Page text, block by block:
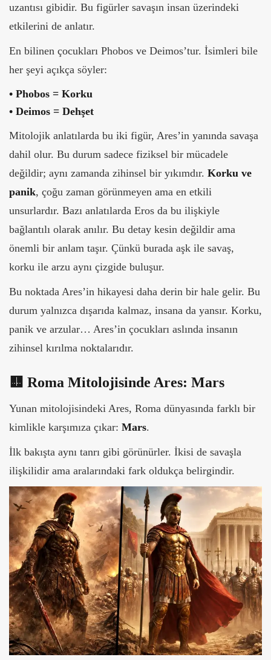
uzantısı gibidir. Bu figürler savaşın insan üzerindeki
etkilerini de anlatır.
En bilinen çocukları Phobos ve Deimos’tur. İsimleri bile
her şeyi açıkça söyler:
• Phobos = Korku
• Deimos = Dehşet
Mitolojik anlatılarda bu iki figür, Ares’in yanında savaşa
dahil olur. Bu durum sadece fiziksel bir mücadele
değildir; aynı zamanda zihinsel bir yıkımdır. Korku ve
panik, çoğu zaman görünmeyen ama en etkili
unsurlardır. Bazı anlatılarda Eros da bu ilişkiyle
bağlantılı olarak anılır. Bu detay kesin değildir ama
önemli bir anlam taşır. Çünkü burada aşk ile savaş,
korku ile arzu aynı çizgide buluşur.
Bu noktada Ares’in hikayesi daha derin bir hale gelir. Bu
durum yalnızca dışarıda kalmaz, insana da yansır. Korku,
panik ve arzular… Ares’in çocukları aslında insanın
zihinsel kırılma noktalarıdır.
🟨 Roma Mitolojisinde Ares: Mars
Yunan mitolojisindeki Ares, Roma dünyasında farklı bir
kimlikle karşımıza çıkar: Mars.
İlk bakışta aynı tanrı gibi görünürler. İkisi de savaşla
ilişkilidir ama aralarındaki fark oldukça belirgindir.